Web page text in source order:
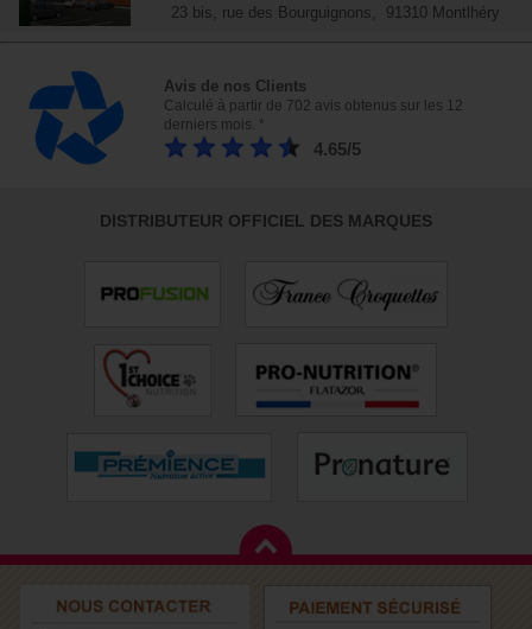
23 bis, rue des Bourguignons, 91310 Montlhéry
Avis de nos Clients
Calculé à partir de 702 avis obtenus sur les 12
derniers mois. *
4.65/5
DISTRIBUTEUR OFFICIEL DES MARQUES